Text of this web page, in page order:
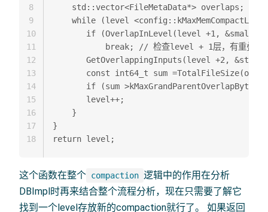
    std::vector<FileMetaData*> overlaps;
while (level
if (OverlapInLevel(level +1,
break; // 检查level + 1层，有重叠
GetOverlappingInputs(level +2,
const int64_t sum
if (sum
       level++;
    }
}
8
9
10
11
12
13
14
15
16
17
18
这个函数在整个 compaction 逻辑中的作用在分析
DBImpl时再来结合整个流程分析，现在只需要了解它
找到一个level存放新的compaction就行了。 如果返回